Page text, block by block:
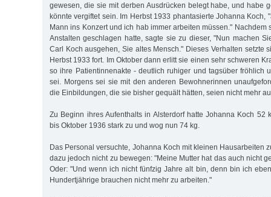
gewesen, die sie mit derben Ausdrücken belegt habe, und habe
könnte vergiftet sein. Im Herbst 1933 phantasierte Johanna Koch,
Mann ins Konzert und ich hab immer arbeiten müssen." Nachdem
Anstalten geschlagen hatte, sagte sie zu dieser, "Nun machen
Carl Koch ausgehen, Sie altes Mensch." Dieses Verhalten setzte
Herbst 1933 fort. Im Oktober dann erlitt sie einen sehr schweren
so ihre Patientinnenakte - deutlich ruhiger und tagsüber fröhlich
sei. Morgens sei sie mit den anderen Bewohnerinnen
die Einbildungen, die sie bisher gequält hätten, seien nicht mehr
Zu Beginn ihres Aufenthalts in Alsterdorf hatte Johanna Koch 52
bis Oktober 1936 stark zu und wog nun 74 kg.
Das Personal versuchte, Johanna Koch mit kleinen Hausarbeiten
dazu jedoch nicht zu bewegen: "Meine Mutter hat das auch nicht
Oder: "Und wenn ich nicht fünfzig Jahre alt bin, denn bin ich
Hundertjährige brauchen nicht mehr zu arbeiten."